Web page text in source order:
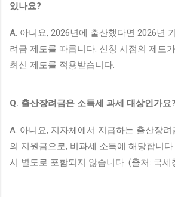
있나요?
A. 아니요, 2026년에 출산했다면 2026년
려금 제도를 따릅니다. 신청 시점의 제도
최신 제도를 적용받습니다.
Q. 출산장려금은 소득세 과세 대상인가요?
A. 아니요, 지자체에서 지급하는 출산장
의 지원금으로, 비과세 소득에 해당합니
시 별도로 포함되지 않습니다. (출처: 국세